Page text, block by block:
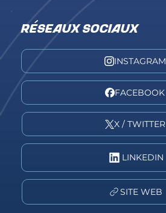
RÉSEAUX SOCIAUX
INSTAGRAM
FACEBOOK
X / TWITTER
LINKEDIN
SITE WEB